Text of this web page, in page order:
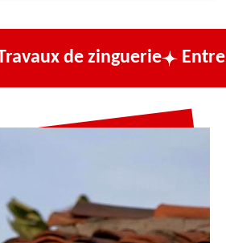
Entreprise de